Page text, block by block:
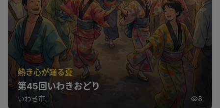
熱き心が踊る夏
第45回いわきおどり
いわき市 8